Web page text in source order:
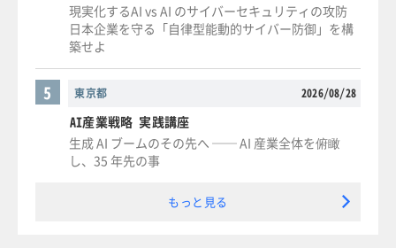
現実化するAI vs AI のサイバーセキュリティの攻防
日本企業を守る「自律型能動的サイバー防御」を構
築せよ
東京都 2026/08/28
5
AI産業戦略 実践講座
生成 AI ブームのその先へ ── AI 産業全体を俯瞰
し、35 年先の事
もっと見る